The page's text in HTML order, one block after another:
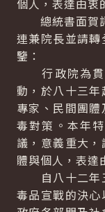
個人，表達由衷
總統書面賀
連兼院長並請
鑒：
行政院為貫
動，於八十三
專家、民間團
毒對策。本年
議，意義重大
體與個人，表達
自八十二年
毒品宣戰的決